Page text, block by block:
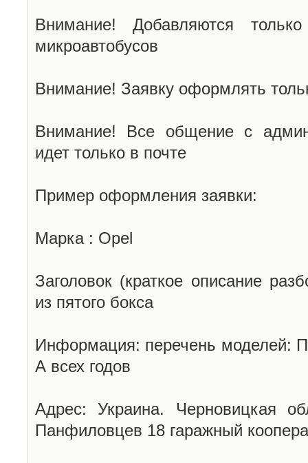
Внимание! Добавляются
микроавтобусов
Внимание! Заявку оформлять
Внимание! Все общение с
идет только в почте
Пример оформления заявки:
Марка : Opel
Заголовок (краткое описание
из пятого бокса
Информация: перечень моделей:
А всех годов
Адрес: Украина. Черновицкая
Панфиловцев 18 гаражный